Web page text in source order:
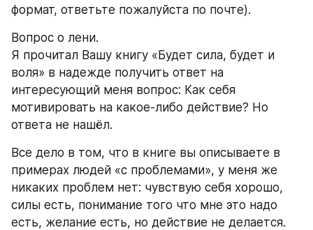
формат, ответьте пожалуйста по почте).
Вопрос о лени.
Я прочитал Вашу книгу «Будет сила, будет и
воля» в надежде получить ответ на
интересующий меня вопрос: Как себя
мотивировать на какое-либо действие? Но
ответа не нашёл.
Все дело в том, что в книге вы описываете в
примерах людей «с проблемами», у меня же
никаких проблем нет: чувствую себя хорошо,
силы есть, понимание того что мне это надо
есть, желание есть, но действие не делается.